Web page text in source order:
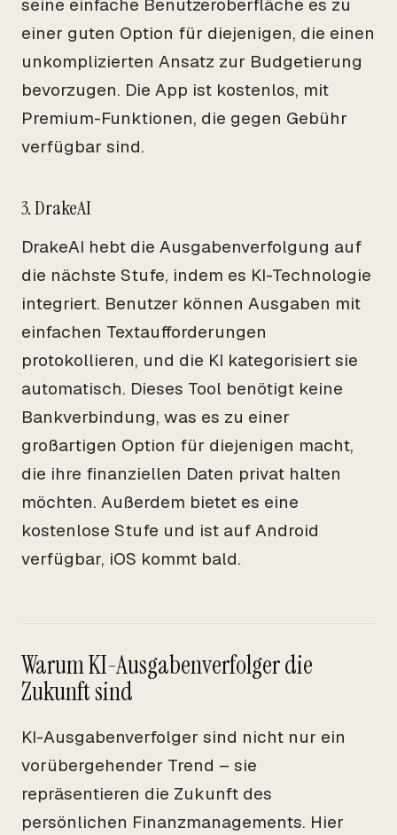
seine einfache Benutzeroberfläche es zu
einer guten Option für diejenigen, die einen
unkomplizierten Ansatz zur Budgetierung
bevorzugen. Die App ist kostenlos, mit
Premium-Funktionen, die gegen Gebühr
verfügbar sind.
3. DrakeAI
DrakeAI hebt die Ausgabenverfolgung auf
die nächste Stufe, indem es KI-Technologie
integriert. Benutzer können Ausgaben mit
einfachen Textaufforderungen
protokollieren, und die KI kategorisiert sie
automatisch. Dieses Tool benötigt keine
Bankverbindung, was es zu einer
großartigen Option für diejenigen macht,
die ihre finanziellen Daten privat halten
möchten. Außerdem bietet es eine
kostenlose Stufe und ist auf Android
verfügbar, iOS kommt bald.
Warum KI-Ausgabenverfolger die
Zukunft sind
KI-Ausgabenverfolger sind nicht nur ein
vorübergehender Trend – sie
repräsentieren die Zukunft des
persönlichen Finanzmanagements. Hier